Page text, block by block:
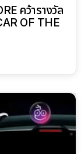
คว้ารางวัล
OF THE